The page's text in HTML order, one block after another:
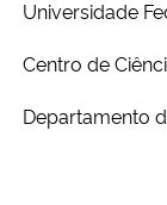
Universidade
Centro de
Departamento